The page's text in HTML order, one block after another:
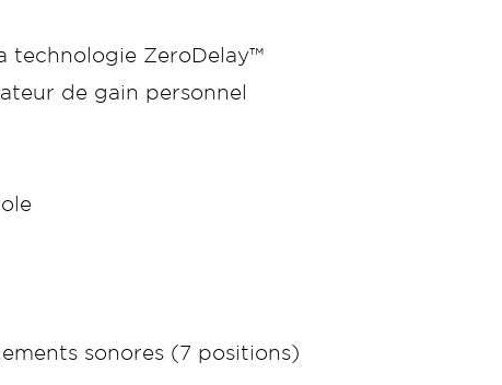
technologie ZeroDelay™
de gain personnel
sonores (7 positions)